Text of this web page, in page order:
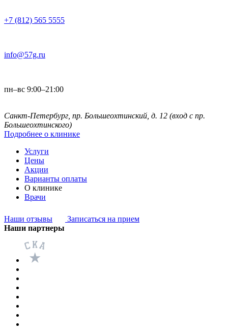
+7 (812) 565 5555
info@57g.ru
пн–вс 9:00–21:00
Санкт-Петербург, пр. Большеохтинский, д. 12 (вход с пр.
Большеохтинского)
Подробнее о клинике
Услуги
Цены
Акции
Варианты оплаты
О клинике
Врачи
Наши отзывы
Записаться на прием
Наши партнеры